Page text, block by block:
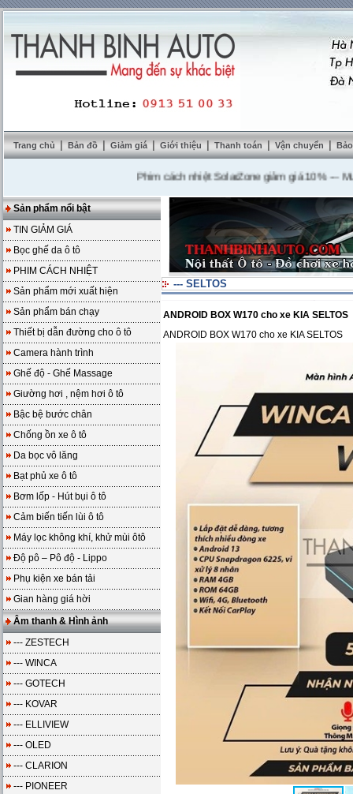
Trang chủ | Bản đồ | Giảm giá | Giới thiệu | Thanh toán | Vận chuyển |
Phim cách nhiệt SolarZone giảm giá 10%---Mua
Sản phẩm nổi bật
TIN GIẢM GIÁ
Bọc ghế da ô tô
PHIM CÁCH NHIỆT
Sản phẩm mới xuất hiện
Sản phẩm bán chạy
Thiết bị dẫn đường cho ô tô
Camera hành trình
Ghế độ - Ghế Massage
Giường hơi , nệm hơi ô tô
Bậc bệ bước chân
Chống ồn xe ô tô
Da bọc vô lăng
Bạt phủ xe ô tô
Bơm lốp - Hút bụi ô tô
Cảm biến tiến lùi ô tô
Máy lọc không khí, khử mùi ôtô
Độ pô – Pô độ - Lippo
Phụ kiện xe bán tải
Gian hàng giá hời
Âm thanh & Hình ảnh
--- ZESTECH
--- WINCA
--- GOTECH
--- KOVAR
--- ELLIVIEW
--- OLED
--- CLARION
--- PIONEER
--- SELTOS
ANDROID BOX W170 cho xe KIA SELTOS
ANDROID BOX W170 cho xe KIA SELTOS